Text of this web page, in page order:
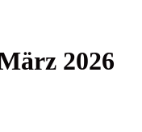
2026